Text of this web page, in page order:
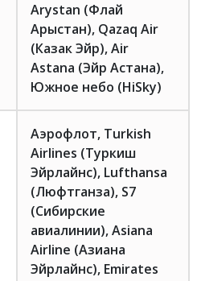
Arystan (Флай
Арыстан), Qazaq Air
(Казак Эйр), Air
Astana (Эйр Астана),
Южное небо (HiSky)
Аэрофлот, Turkish
Airlines (Туркиш
Эйрлайнс), Lufthansa
(Люфтганза), S7
(Сибирские
авиалинии), Asiana
Airline (Азиана
Эйрлайнс), Emirates